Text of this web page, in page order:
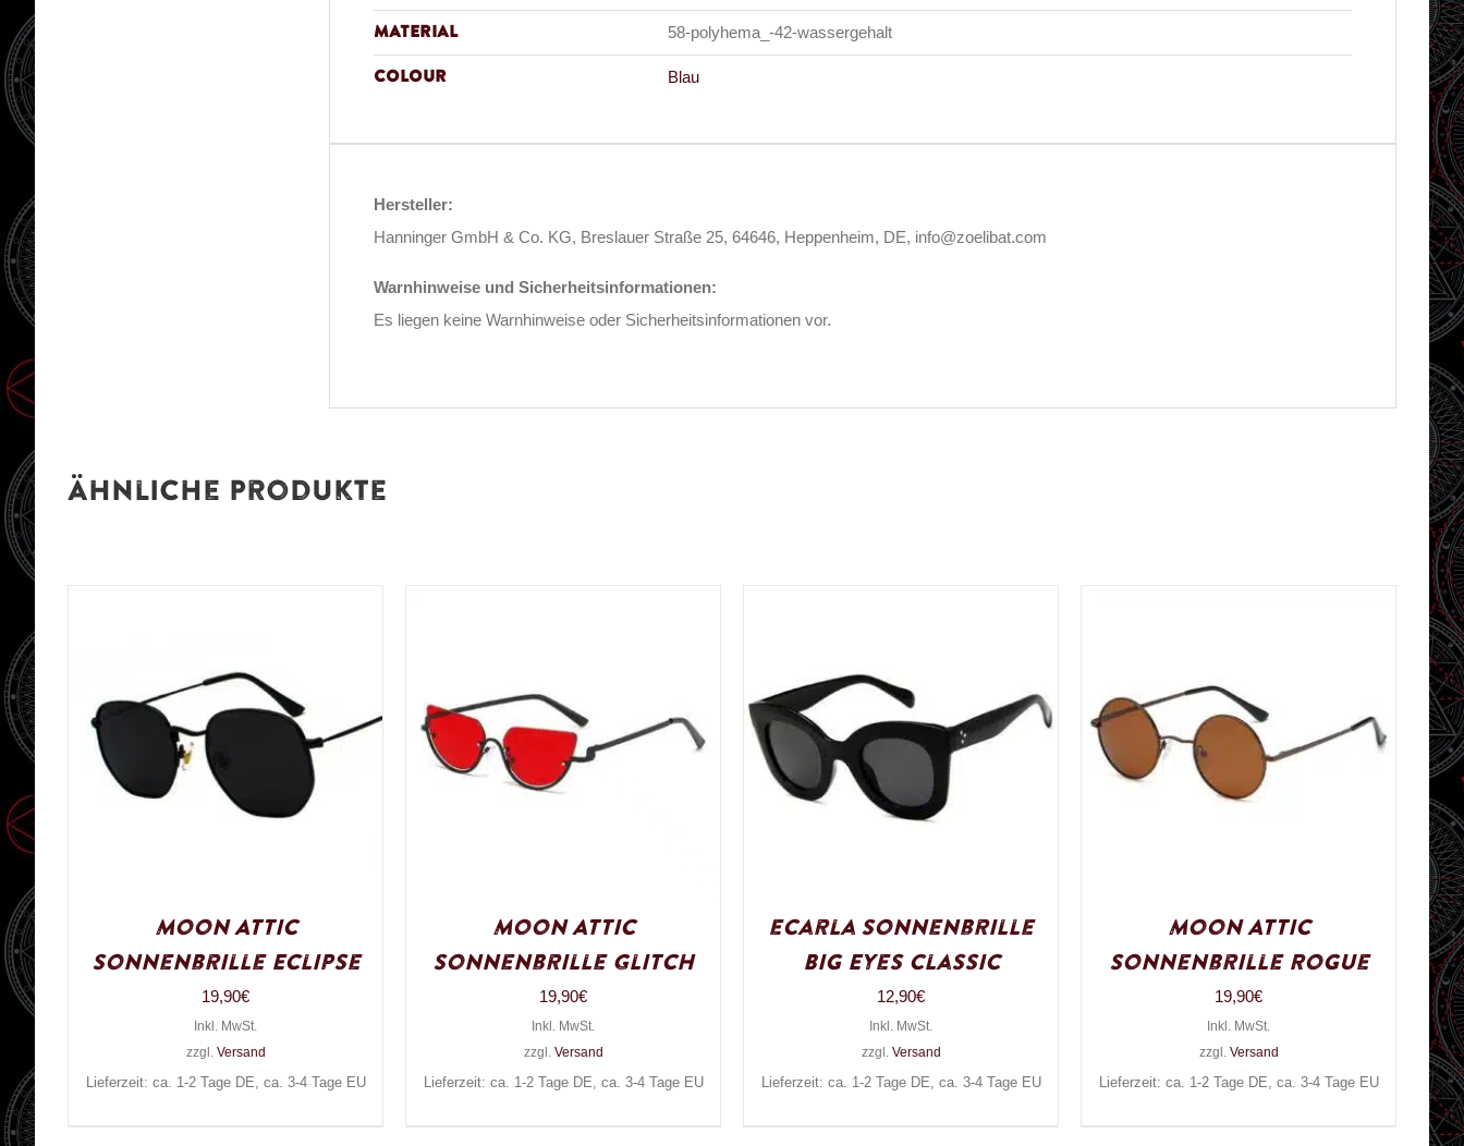
Material 58-polyhema_-42-wassergehalt
Colour Blau
Hersteller:
Hanninger GmbH & Co. KG, Breslauer Straße 25, 64646, Heppenheim, DE, info@zoelibat.com
Warnhinweise und Sicherheitsinformationen:
Es liegen keine Warnhinweise oder Sicherheitsinformationen vor.
Ähnliche Produkte
Moon Attic
Sonnenbrille Eclipse
19,90€
Inkl. MwSt.
zzgl. Versand
Lieferzeit: ca. 1-2 Tage DE, ca. 3-4 Tage EU
Moon Attic
Sonnenbrille Glitch
19,90€
Inkl. MwSt.
zzgl. Versand
Lieferzeit: ca. 1-2 Tage DE, ca. 3-4 Tage EU
eCarla Sonnenbrille
Big Eyes Classic
12,90€
Inkl. MwSt.
zzgl. Versand
Lieferzeit: ca. 1-2 Tage DE, ca. 3-4 Tage EU
Moon Attic
Sonnenbrille Rogue
19,90€
Inkl. MwSt.
zzgl. Versand
Lieferzeit: ca. 1-2 Tage DE, ca. 3-4 Tage EU